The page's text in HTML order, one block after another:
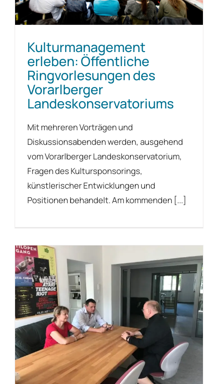
Kulturmanagement
erleben: Öffentliche
Ringvorlesungen des
Vorarlberger
Landeskonservatoriums
Mit mehreren Vorträgen und
Diskussionsabenden werden, ausgehend
vom Vorarlberger Landeskonservatorium,
Fragen des Kultursponsorings,
künstlerischer Entwicklungen und
Positionen behandelt. Am kommenden [...]